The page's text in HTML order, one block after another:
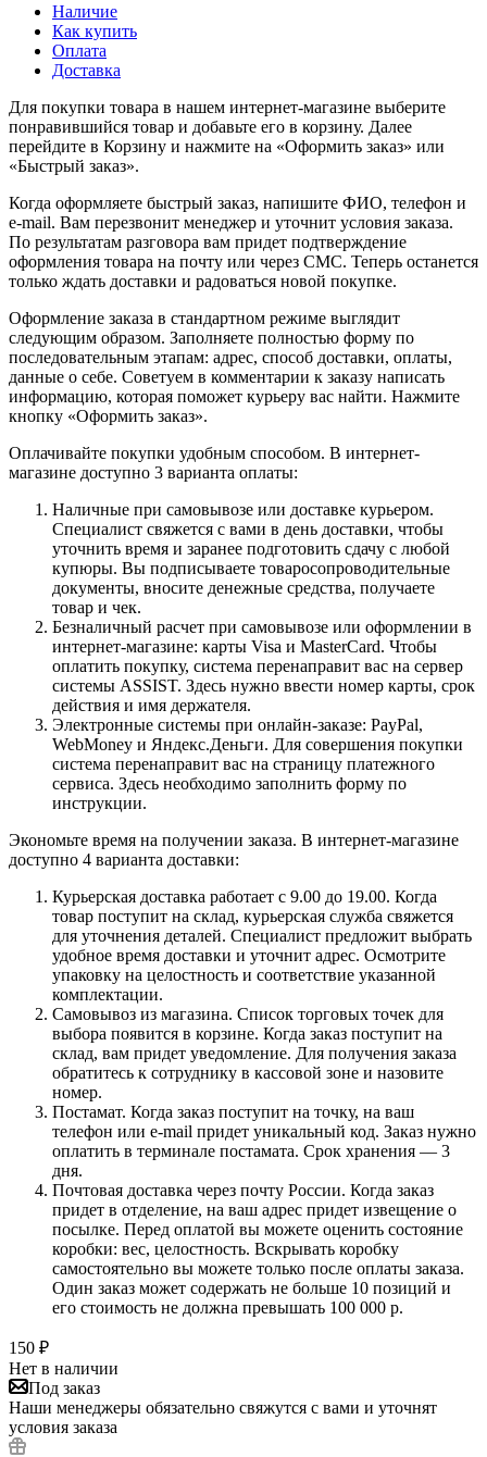
Наличие
Как купить
Оплата
Доставка
Для покупки товара в нашем интернет-магазине выберите
понравившийся товар и добавьте его в корзину. Далее
перейдите в Корзину и нажмите на «Оформить заказ» или
«Быстрый заказ».
Когда оформляете быстрый заказ, напишите ФИО, телефон и
e-mail. Вам перезвонит менеджер и уточнит условия заказа.
По результатам разговора вам придет подтверждение
оформления товара на почту или через СМС. Теперь останется
только ждать доставки и радоваться новой покупке.
Оформление заказа в стандартном режиме выглядит
следующим образом. Заполняете полностью форму по
последовательным этапам: адрес, способ доставки, оплаты,
данные о себе. Советуем в комментарии к заказу написать
информацию, которая поможет курьеру вас найти. Нажмите
кнопку «Оформить заказ».
Оплачивайте покупки удобным способом. В интернет-
магазине доступно 3 варианта оплаты:
Наличные при самовывозе или доставке курьером.
Специалист свяжется с вами в день доставки, чтобы
уточнить время и заранее подготовить сдачу с любой
купюры. Вы подписываете товаросопроводительные
документы, вносите денежные средства, получаете
товар и чек.
Безналичный расчет при самовывозе или оформлении в
интернет-магазине: карты Visa и MasterCard. Чтобы
оплатить покупку, система перенаправит вас на сервер
системы ASSIST. Здесь нужно ввести номер карты, срок
действия и имя держателя.
Электронные системы при онлайн-заказе: PayPal,
WebMoney и Яндекс.Деньги. Для совершения покупки
система перенаправит вас на страницу платежного
сервиса. Здесь необходимо заполнить форму по
инструкции.
Экономьте время на получении заказа. В интернет-магазине
доступно 4 варианта доставки:
Курьерская доставка работает с 9.00 до 19.00. Когда
товар поступит на склад, курьерская служба свяжется
для уточнения деталей. Специалист предложит выбрать
удобное время доставки и уточнит адрес. Осмотрите
упаковку на целостность и соответствие указанной
комплектации.
Самовывоз из магазина. Список торговых точек для
выбора появится в корзине. Когда заказ поступит на
склад, вам придет уведомление. Для получения заказа
обратитесь к сотруднику в кассовой зоне и назовите
номер.
Постамат. Когда заказ поступит на точку, на ваш
телефон или e-mail придет уникальный код. Заказ нужно
оплатить в терминале постамата. Срок хранения — 3
дня.
Почтовая доставка через почту России. Когда заказ
придет в отделение, на ваш адрес придет извещение о
посылке. Перед оплатой вы можете оценить состояние
коробки: вес, целостность. Вскрывать коробку
самостоятельно вы можете только после оплаты заказа.
Один заказ может содержать не больше 10 позиций и
его стоимость не должна превышать 100 000 р.
150 ₽
Нет в наличии
Под заказ
Наши менеджеры обязательно свяжутся с вами и уточнят
условия заказа